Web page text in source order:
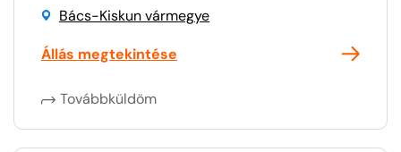
Bács-Kiskun vármegye
Állás megtekintése
Továbbküldöm